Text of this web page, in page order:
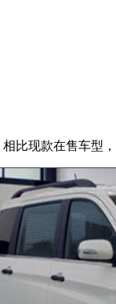
比现款在售车型，